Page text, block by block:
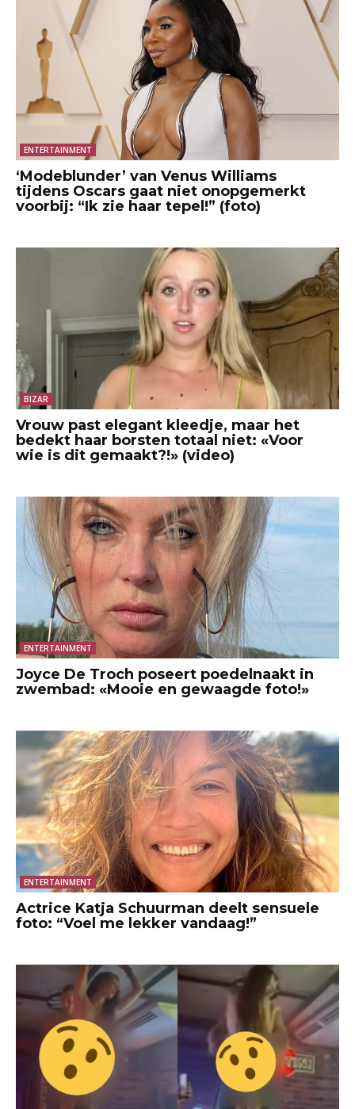
ENTERTAINMENT
‘Modeblunder’ van Venus Williams
tijdens Oscars gaat niet onopgemerkt
voorbij: “Ik zie haar tepel!” (foto)
BIZAR
Vrouw past elegant kleedje, maar het
bedekt haar borsten totaal niet: «Voor
wie is dit gemaakt?!» (video)
ENTERTAINMENT
Joyce De Troch poseert poedelnaakt in
zwembad: «Mooie en gewaagde foto!»
ENTERTAINMENT
Actrice Katja Schuurman deelt sensuele
foto: “Voel me lekker vandaag!”